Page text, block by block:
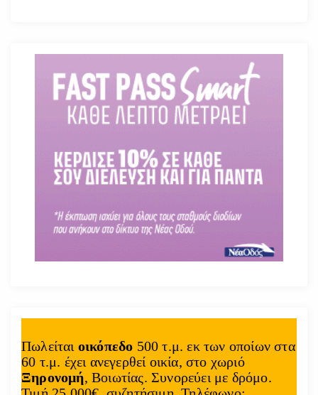
Πωλείται οικόπεδο 500 τ.μ. εκ των οποίων στα
60 τ.μ. έχει ανεγερθεί οικία, στο χωριό
Ξηρονομή, Βοιωτίας. Συνορεύει με δρόμο.